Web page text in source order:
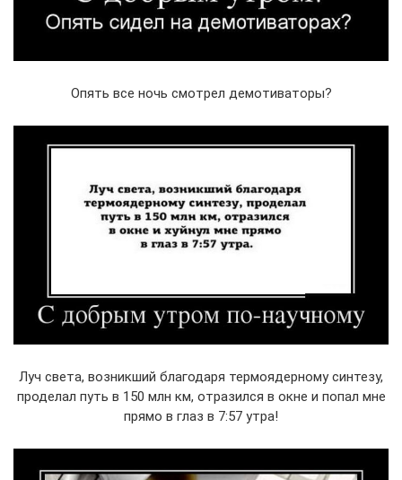
Опять все ночь смотрел демотиваторы?
Луч света, возникший благодаря термоядерному синтезу,
проделал путь в 150 млн км, отразился в окне и попал мне
прямо в глаз в 7:57 утра!